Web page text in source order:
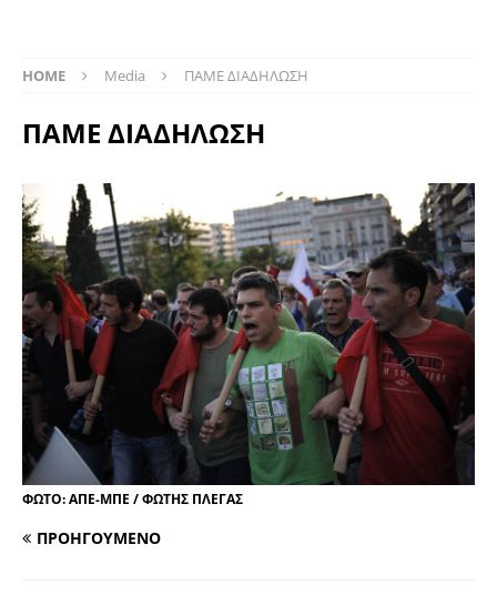
HOME Media ΠΑΜΕ ΔΙΑΔΗΛΩΣΗ
ΠΑΜΕ ΔΙΑΔΗΛΩΣΗ
ΦΩΤΟ: ΑΠΕ-ΜΠΕ / ΦΩΤΗΣ ΠΛΕΓΑΣ
ΠΡΟΗΓΟΥΜΕΝΟ